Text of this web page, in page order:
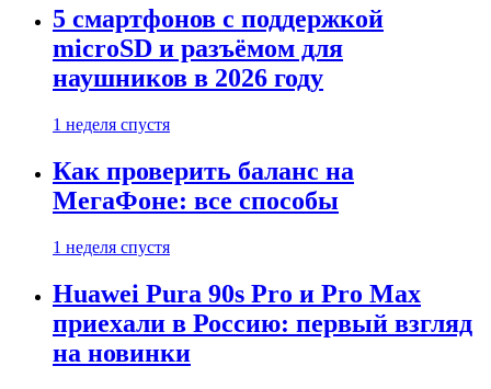
5 смартфонов с поддержкой
microSD и разъёмом для
наушников в 2026 году
1 неделя спустя
Как проверить баланс на
МегаФоне: все способы
1 неделя спустя
Huawei Pura 90s Pro и Pro Max
приехали в Россию: первый взгляд
на новинки